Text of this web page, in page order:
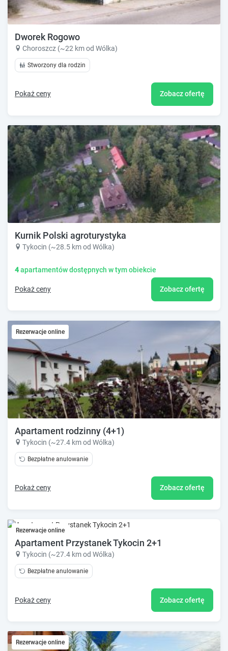
Dworek Rogowo
Choroszcz (~22 km od Wólka)
Stworzony dla rodzin
Pokaż ceny Zobacz ofertę
Kurnik Polski agroturystyka
Tykocin (~28.5 km od Wólka)
4apartamentów dostępnych w tym obiekcie
Pokaż ceny Zobacz ofertę
Rezerwacje online
Apartament rodzinny (4+1)
Tykocin (~27.4 km od Wólka)
Bezpłatne anulowanie
Pokaż ceny Zobacz ofertę
Rezerwacje online
Apartament Przystanek Tykocin 2+1
Tykocin (~27.4 km od Wólka)
Bezpłatne anulowanie
Pokaż ceny Zobacz ofertę
Rezerwacje online